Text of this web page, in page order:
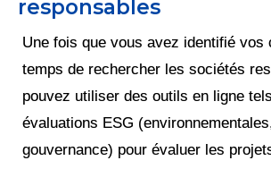
responsables
Une fois que vous avez identifié vos
temps de rechercher les sociétés
pouvez utiliser des outils en ligne
évaluations ESG
gouvernance) pour évaluer les